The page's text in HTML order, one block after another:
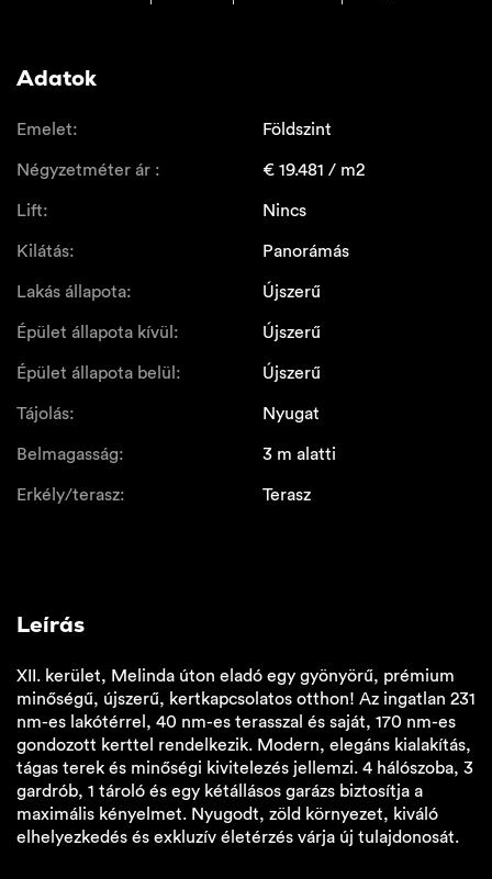
Adatok
Emelet: Földszint
Négyzetméter ár : € 19.481 / m2
Lift: Nincs
Kilátás: Panorámás
Lakás állapota: Újszerű
Épület állapota kívül: Újszerű
Épület állapota belül: Újszerű
Tájolás: Nyugat
Belmagasság: 3 m alatti
Erkély/terasz: Terasz
Leírás
XII. kerület, Melinda úton eladó egy gyönyörű, prémium
minőségű, újszerű, kertkapcsolatos otthon! Az ingatlan 231
nm-es lakótérrel, 40 nm-es terasszal és saját, 170 nm-es
gondozott kerttel rendelkezik. Modern, elegáns kialakítás,
tágas terek és minőségi kivitelezés jellemzi. 4 hálószoba, 3
gardrób, 1 tároló és egy kétállásos garázs biztosítja a
maximális kényelmet. Nyugodt, zöld környezet, kiváló
elhelyezkedés és exkluzív életérzés várja új tulajdonosát.